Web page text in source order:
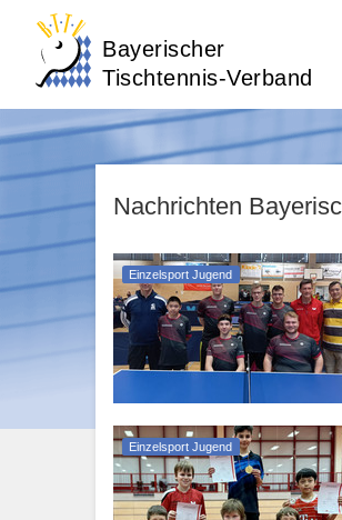
Bayerischer
Tischtennis-Verband
Nachrichten
Einzelsport Jugend
Einzelsport Jugend